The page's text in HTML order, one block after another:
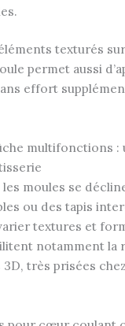
texturés
permet aussi
effort
multifonctions :
les moules se
ou des tapis
textures et
notamment la
très prisées